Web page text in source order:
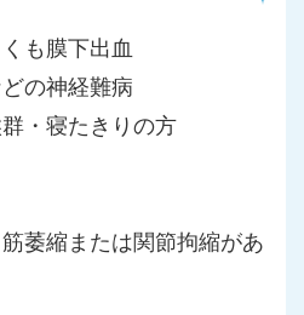
も膜下出血
の神経難病
・寝たきりの方
萎縮または関節拘縮があ